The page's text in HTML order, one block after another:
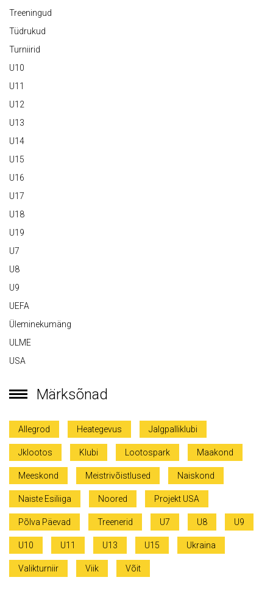
Treeningud
Tüdrukud
Turniirid
U10
U11
U12
U13
U14
U15
U16
U17
U18
U19
U7
U8
U9
UEFA
Üleminekumäng
ULME
USA
Märksõnad
Allegrod Heategevus Jalgpalliklubi
Jklootos Klubi Lootospark Maakond
Meeskond Meistrivõistlused Naiskond
Naiste Esiliiga Noored Projekt USA
Põlva Päevad Treenerid U7 U8 U9
U10 U11 U13 U15 Ukraina
Valikturniir Viik Võit